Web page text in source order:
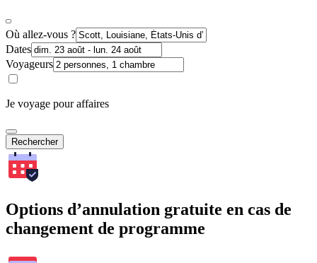
Où allez-vous ?
Dates
Voyageurs
Je voyage pour affaires
Rechercher
Options d’annulation gratuite en cas de
changement de programme